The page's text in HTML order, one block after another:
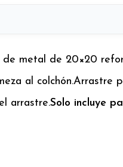
metal de 20×20
al colchón.Arrastre
arrastre.Solo incluye